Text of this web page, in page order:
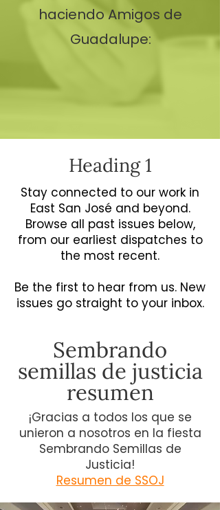
haciendo Amigos de
Guadalupe:
Heading 1
Stay connected to our work in
East San José and beyond.
Browse all past issues below,
from our earliest dispatches to
the most recent.
Be the first to hear from us. New
issues go straight to your inbox.
Sembrando
semillas de justicia
resumen
¡Gracias a todos los que se
unieron a nosotros en la fiesta
Sembrando Semillas de
Justicia!
Resumen de SSOJ